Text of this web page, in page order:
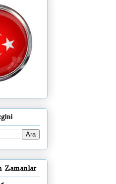
Zamanlar